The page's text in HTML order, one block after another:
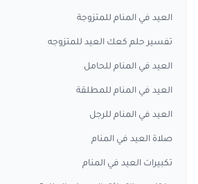
العيد في المنام للمتزوجة
تفسير حلم كعك العيد للمتزوجه
العيد في المنام للحامل
العيد في المنام للمطلقة
العيد في المنام للرجل
صلاة العيد في المنام
تكبيرات العيد في المنام